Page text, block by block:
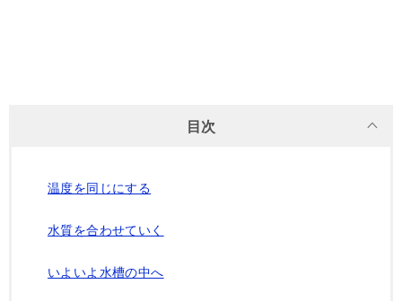
目次
温度を同じにする
水質を合わせていく
いよいよ水槽の中へ